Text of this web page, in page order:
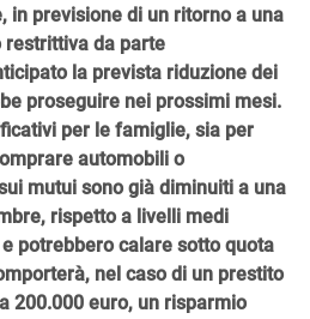
in previsione di un ritorno a una
restrittiva da parte
la prevista riduzione dei
proseguire nei prossimi mesi.
per le famiglie, sia per
automobili o
mutui sono già diminuiti a una
rispetto a livelli medi
potrebbero calare sotto quota
nel caso di un prestito
200.000 euro, un risparmio